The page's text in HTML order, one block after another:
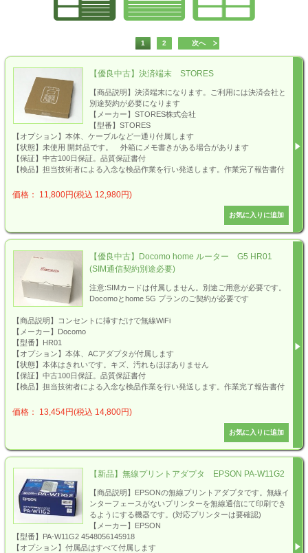
1 2 次へ
【優良中古】決済端末 STORES
【商品説明】決済端末になります。ご利用には決済会社と
別途契約が必要になります
【メーカー】STORES株式会社
【型番】STORES
【オプション】本体、ケーブルなど一通り付属します
【状態】未使用 開封品です。 外箱にメモ書きがある場合があります
【保証】中古100日保証。品質保証書付
【検品】担当技術者による入念な検品作業を行い発送します。作業完了報告書付
価格： 11,800円(税込 12,980円)
【優良中古】Docomo home ルーター G5 HR01
(SIM通信契約別途必要)
注意:SIMカードは付属しません。別途ご用意が必要です。
Docomoとhome 5G プランのご契約が必要です
【商品説明】コンセントに挿すだけで無線WiFi
【メーカー】Docomo
【型番】HR01
【オプション】本体、ACアダプタが付属します
【状態】本体はきれいです。キズ、汚れもほぼありません
【保証】中古100日保証。品質保証書付
【検品】担当技術者による入念な検品作業を行い発送します。作業完了報告書付
価格： 13,454円(税込 14,800円)
【新品】無線プリントアダプタ EPSON PA-W11G2
【商品説明】EPSONの無線プリントアダプタです。無線イ
ンターフェースがないプリンターを無線通信にて印刷でき
るようにする機器です。(対応プリンターは要確認)
【メーカー】EPSON
【型番】PA-W11G2 4548056145918
【オプション】付属品はすべて付属します